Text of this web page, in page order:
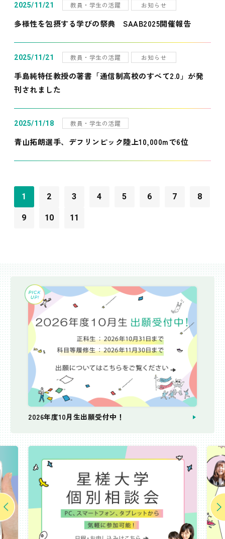
2025/11/21 教員・学生の活躍 お知らせ
多様性を包摂する学びの祭典 SAAB2025開催報告
2025/11/21 教員・学生の活躍 お知らせ
手島純特任教授の著書「通信制高校のすべて2.0」が発
刊されました
2025/11/18 教員・学生の活躍
青山拓朗選手、デフリンピック陸上10,000mで6位
1 2 3 4 5 6 7 8
9 10 11
2026年度10月生出願受付中！